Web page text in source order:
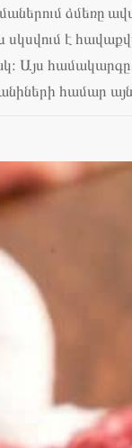
ձմեռը
սկսվում է
Այս
համար